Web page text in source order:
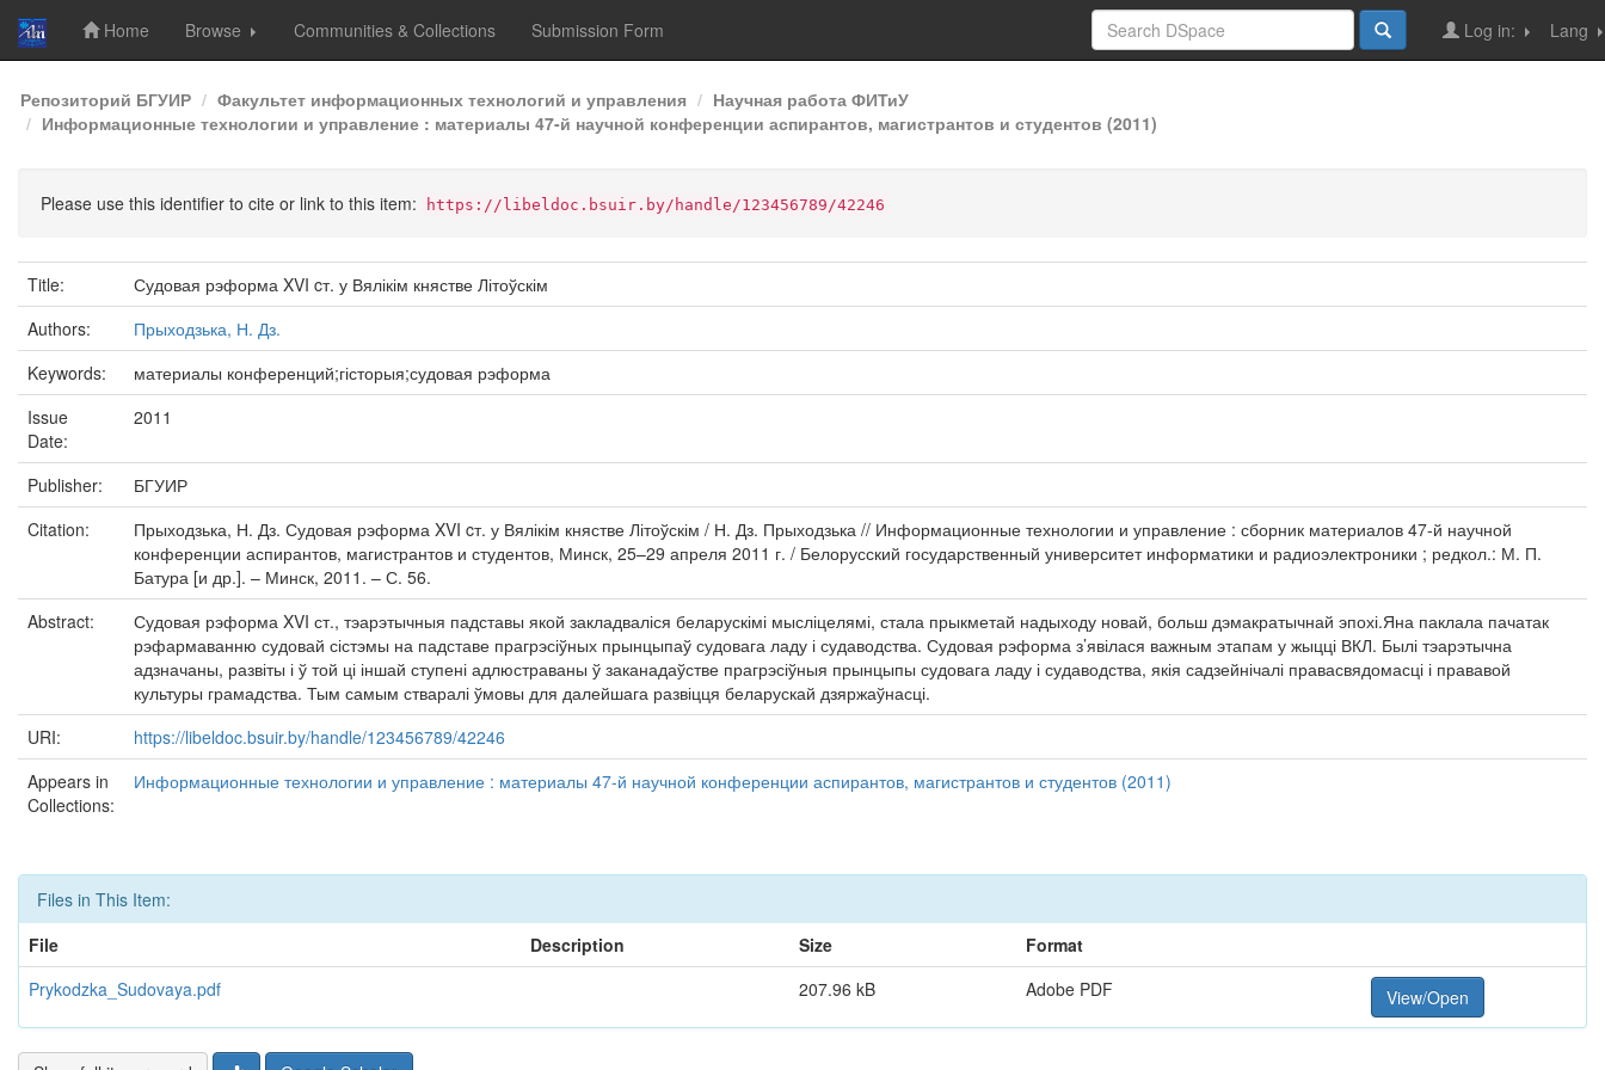
Skip
navigation
Home Browse Communities & Collections Submission Form Lang
Log in:
Репозиторий БГУИР Факультет информационных технологий и управления
Научная работа ФИТиУ
Информационные технологии и управление : материалы 47-й научной конференции аспирантов, магистрантов и студентов (2011)
Please use this identifier to cite or link to this item: https://libeldoc.bsuir.by/handle/123456789/42246
Title:
Судовая рэформа XVI cт. у Вялікім княстве Літоўскім
Authors:
Прыходзька, Н. Дз.
Keywords:
материалы конференций;гісторыя;судовая рэформа
Issue
Date:
2011
Publisher:
БГУИР
Citation:
Прыходзька, Н. Дз. Судовая рэформа XVI cт. у Вялікім княстве Літоўскім / Н. Дз. Прыходзька // Информационные технологии и управление : сборник материалов 47-й научной
конференции аспирантов, магистрантов и студентов, Минск, 25–29 апреля 2011 г. / Белорусский государственный университет информатики и радиоэлектроники ; редкол.: М. П.
Батура [и др.]. – Минск, 2011. – С. 56.
Abstract:
Судовая рэформа XVI ст., тэарэтычныя падставы якой закладваліся беларускімі мысліцелямі, стала прыкметай надыходу новай, больш дэмакратычнай эпохі.Яна паклала пачатак
рэфармаванню судовай сістэмы на падставе прагрэсіўных прынцыпаў судовага ладу і судаводства. Судовая рэформа з’явілася важным этапам у жыцці ВКЛ. Былі тэарэтычна
адзначаны, развіты і ў той ці іншай ступені адлюстраваны ў заканадаўстве прагрэсіўныя прынцыпы судовага ладу і судаводства, якія садзейнічалі правасвядомасці і прававой
культуры грамадства. Тым самым стваралі ўмовы для далейшага развіцця беларускай дзяржаўнасці.
URI:
https://libeldoc.bsuir.by/handle/123456789/42246
Appears in
Collections:
Информационные технологии и управление : материалы 47-й научной конференции аспирантов, магистрантов и студентов (2011)
Files in This Item:
File
Description Size
Format
Prykodzka_Sudovaya.pdf
207.96 kB Adobe PDF View/Open